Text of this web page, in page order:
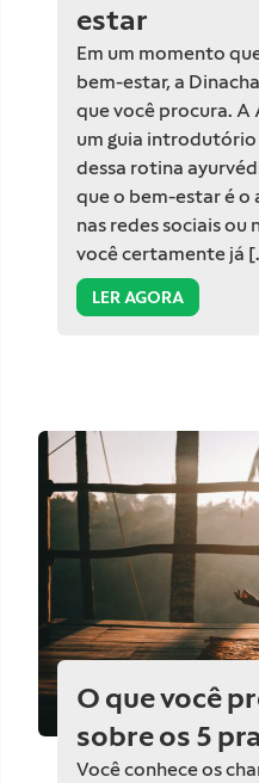
estar
Em um momento
bem-estar, a
que você procura.
um guia
dessa rotina
que o bem-estar é o
nas redes sociais ou
você certamente já
LER AGORA
O que você
sobre os 5
Você conhece os